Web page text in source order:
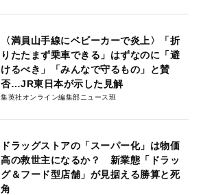
〈満員山手線にベビーカーで炎上〉「折
りたたまず乗車できる」はずなのに「避
けるべき」「みんなで守るもの」と賛
否…JR東日本が示した見解
集英社オンライン編集部ニュース班
ドラッグストアの「スーパー化」は物価
高の救世主になるか？ 新業態「ドラッ
グ＆フード型店舗」が見据える勝算と死
角